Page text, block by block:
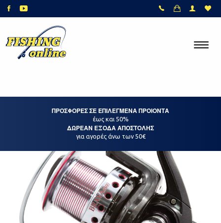
ΠΡΟΣΦΟΡΕΣ ΣΕ ΕΠΙΛΕΓΜΕΝΑ ΠΡΟΙΟΝΤΑ
έως και 50%
ΔΩΡΕΑΝ ΕΞΟΔΑ ΑΠΟΣΤΟΛΗΣ
για αγορές άνω των 50€